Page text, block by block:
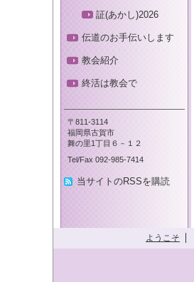
証(あかし)2026
伝道のお手伝いします
教会紹介
終活は教会で
〒811-3114
福岡県古賀市
舞の里1丁目６－１２
Tel/Fax 092-985-7414
当サイトのRSSを購読
ようこそ